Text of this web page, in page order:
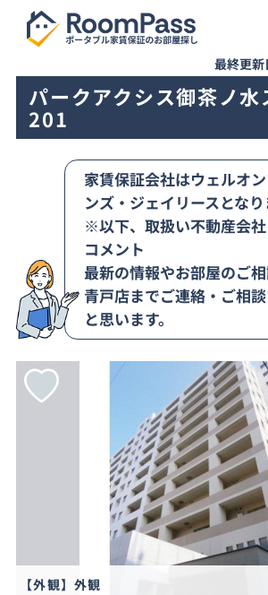
最終更
パークアクシス御茶ノ水
201
家賃保証会社はウェルオ
ンズ・ジェイリースとなり
※以下、取扱い不動産会
コメント
最新の情報やお部屋のご
青戸店までご連絡・ご相
と思います。
【外観】外観